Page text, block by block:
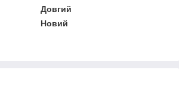
Довгий
Новий